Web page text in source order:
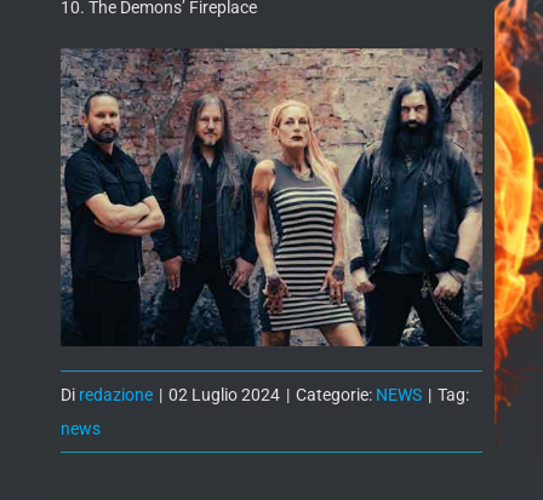
10. The Demons’ Fireplace
Di redazione | 02 Luglio 2024 | Categorie: NEWS | Tag:
news